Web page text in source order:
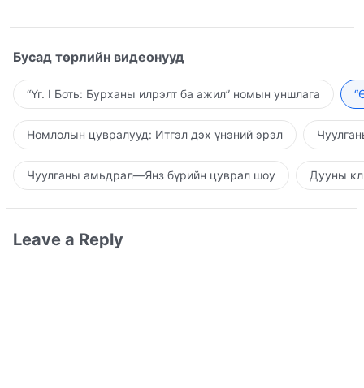
Бусад төрлийн видеонууд
“Үг. I Боть: Бурханы илрэлт ба ажил” номын уншлага
Номлолын цувралууд: Итгэл дэх үнэний эрэл
Чуулганы амьдрал—Янз бүрийн цуврал шоу Дууны
Leave a Reply